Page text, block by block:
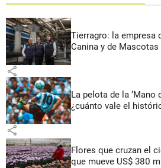
Tierragro: la empresa
Canina y de Mascotas
share
La pelota de la ‘Mano
¿cuánto vale el
share
Flores que cruzan el
que mueve US$ 380